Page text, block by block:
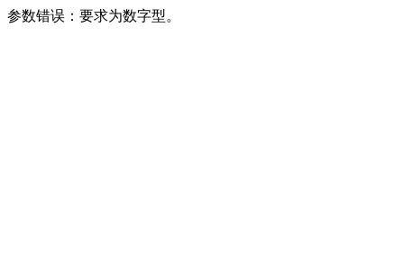
参数错误：要求为数字型。